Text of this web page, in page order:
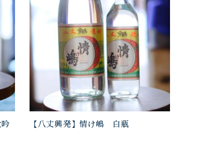
【八丈興発】情け嶋 白瓶